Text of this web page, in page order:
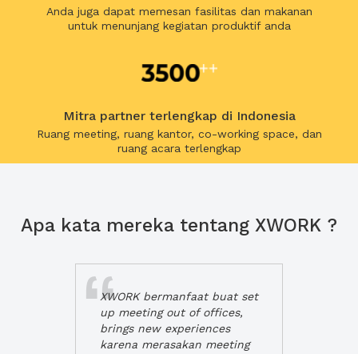
Anda juga dapat memesan fasilitas dan makanan
untuk menunjang kegiatan produktif anda
Mitra partner terlengkap di Indonesia
Ruang meeting, ruang kantor, co-working space, dan
ruang acara terlengkap
Apa kata mereka tentang XWORK ?
XWORK bermanfaat buat set
up meeting out of offices,
brings new experiences
karena merasakan meeting